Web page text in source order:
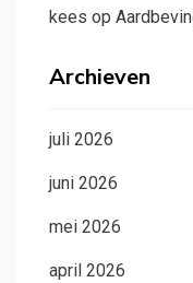
kees op
Archieven
juli 2026
juni 2026
mei 2026
april 2026